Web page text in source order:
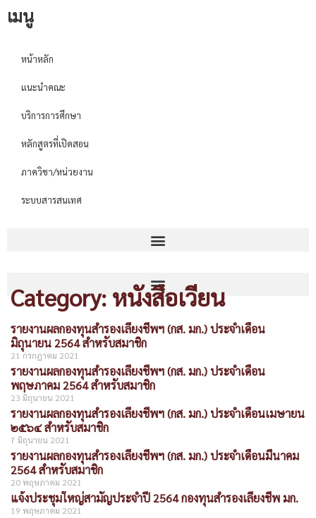
เมนู
หน้าหลัก
แนะนำคณะ
บริการการศึกษา
หลักสูตรที่เปิดสอน
ภาควิชา/หน่วยงาน
ระบบสารสนเทศ
Category: หนังสือเวียน
รายงานผลกองทุนสำรองเลี้ยงชีพฯ (กส. มก.) ประจำเดือน
มิถุนายน 2564 สำหรับสมาชิก
21 กรกฎาคม 2021
รายงานผลกองทุนสำรองเลี้ยงชีพฯ (กส. มก.) ประจำเดือน
พฤษภาคม 2564 สำหรับสมาชิก
23 มิถุนายน 2021
รายงานผลกองทุนสำรองเลี้ยงชีพฯ (กส. มก.) ประจำเดือนเมษายน
๒๕๖๔ สำหรับสมาชิก
7 มิถุนายน 2021
รายงานผลกองทุนสำรองเลี้ยงชีพฯ (กส. มก.) ประจำเดือนมีนาคม
2564 สำหรับสมาชิก
20 พฤษภาคม 2021
แจ้งประชุมใหญ่สามัญประจำปี 2564 กองทุนสำรองเลี้ยงชีพ มก.
19 พฤษภาคม 2021